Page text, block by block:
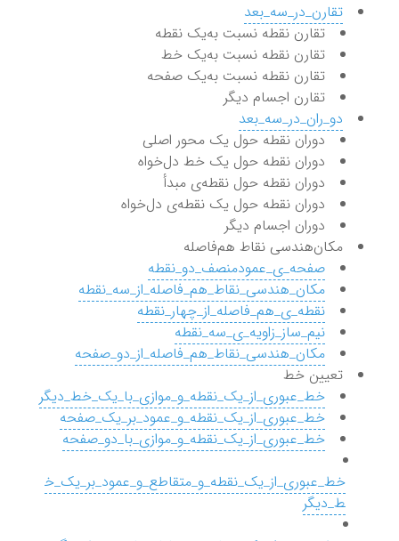
تقارن_در_سه_بعد
تقارن نقطه نسبت به‌یک نقطه
تقارن نقطه نسبت به‌یک خط
تقارن نقطه نسبت به‌یک صفحه
تقارن اجسام دیگر
دو_ران_در_سه_بعد
دوران نقطه حول یک محور اصلی
دوران نقطه حول یک خط دل‌خواه
دوران نقطه حول نقطه‌ی مبدأ
دوران نقطه حول یک نقطه‌ی دل‌خواه
دوران اجسام دیگر
مکان‌هندسی نقاط هم‌فاصله
صفحه_ی_عمودمنصف_دو_نقطه
مکان_هندسی_نقاط_هم_فاصله_از_سه_نقطه
نقطه_ی_هم_فاصله_از_چهار_نقطه
نیم_ساز_زاویه_ی_سه_نقطه
مکان_هندسی_نقاط_هم_فاصله_از_دو_صفحه
تعیین خط
خط_عبوری_از_یک_نقطه_و_موازی_با_یک_خط_دیگر
خط_عبوری_از_یک_نقطه_و_عمود_بر_یک_صفحه
خط_عبوری_از_یک_نقطه_و_موازی_با_دو_صفحه
خط_عبوری_از_یک_نقطه_و_متقاطع_و_عمود_بر_یک_خ
ط_دیگر